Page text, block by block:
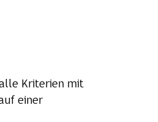
Kriterien mit
einer